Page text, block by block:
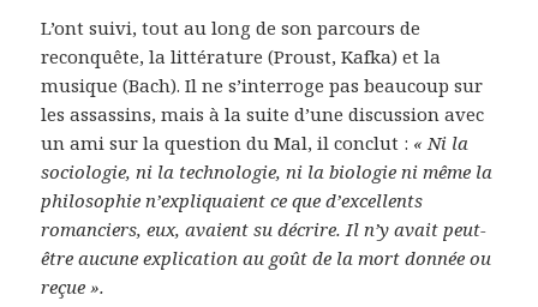
L’ont suivi, tout au long de son parcours de
reconquête, la littérature (Proust, Kafka) et la
musique (Bach). Il ne s’interroge pas beaucoup sur
les assassins, mais à la suite d’une discussion avec
un ami sur la question du Mal, il conclut : « Ni la
sociologie, ni la technologie, ni la biologie ni même la
philosophie n’expliquaient ce que d’excellents
romanciers, eux, avaient su décrire. Il n’y avait peut-
être aucune explication au goût de la mort donnée ou
reçue ».